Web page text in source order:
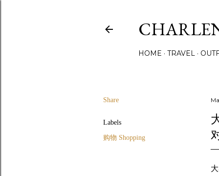
HOME TRAVEL
Share
Labels
购物 Shopping